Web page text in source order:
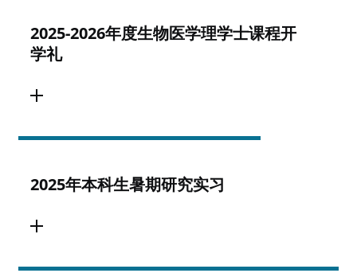
2025-2026年度生物医学理学士课程开
学礼
2025年本科生暑期研究实习